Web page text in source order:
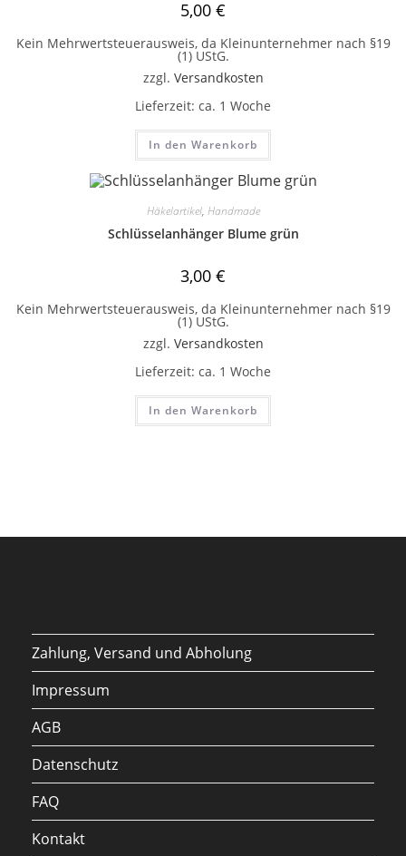
5,00 €
Kein Mehrwertsteuerausweis, da Kleinunternehmer nach §19
(1) UStG.
zzgl. Versandkosten
Lieferzeit: ca. 1 Woche
In den Warenkorb
Häkelartikel, Handmade
Schlüsselanhänger Blume grün
3,00 €
Kein Mehrwertsteuerausweis, da Kleinunternehmer nach §19
(1) UStG.
zzgl. Versandkosten
Lieferzeit: ca. 1 Woche
In den Warenkorb
Zahlung, Versand und Abholung
Impressum
AGB
Datenschutz
FAQ
Kontakt